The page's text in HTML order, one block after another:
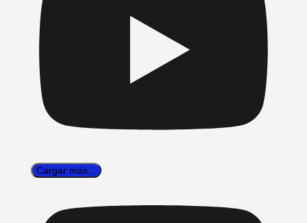
Cargar más...